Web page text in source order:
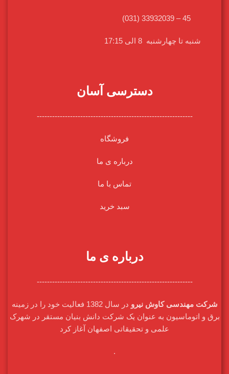
شنبه تا چهارشنبه 8 الی 17:15
دسترسی آسان
-------------------------------------------------------------
فروشگاه
درباره ی ما
تماس با ما
سبد خرید
درباره ی ما
-------------------------------------------------------------
شرکت مهندسی کاوش نیرو
در سال 1382 فعالیت خود را در زمینه
برق و اتوماسیون به عنوان یک شرکت دانش بنیان مستقر در شهرک
علمی و تحقیقاتی اصفهان آغاز کرد
.